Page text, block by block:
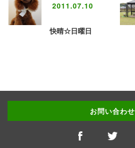
2011.07.10
快晴☆日曜日
お問い合わせ